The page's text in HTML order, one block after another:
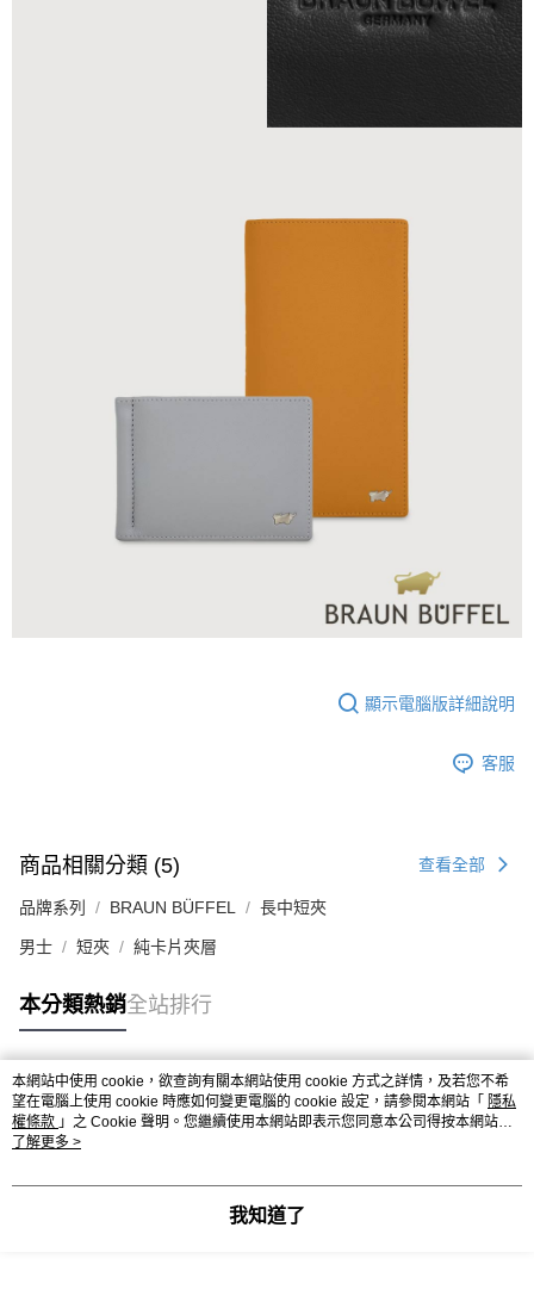
顯示電腦版詳細說明
客服
商品相關分類 (5) 查看全部
品牌系列 BRAUN BÜFFEL 長中短夾
男士 短夾 純卡片夾層
本分類熱銷全站排行
熱門標籤
本網站中使用 cookie，欲查詢有關本網站使用 cookie 方式之詳情，及若您不希
望在電腦上使用 cookie 時應如何變更電腦的 cookie 設定，請參閱本網站「 隱私
權條款 」之 Cookie 聲明。您繼續使用本網站即表示您同意本公司得按本網站使
用條款之 Cookie 聲明使用 cookie。
了解更多 >
我知道了